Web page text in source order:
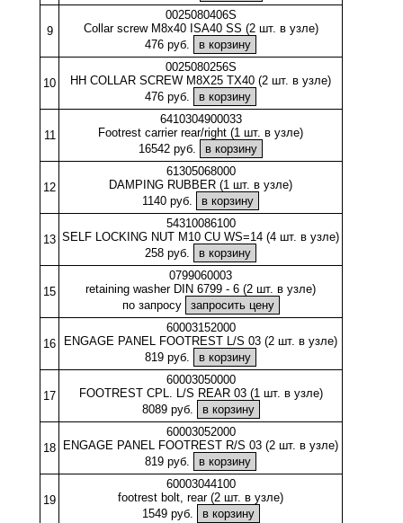
9
0025080406S
Collar screw M8x40 ISA40 SS (2 шт. в узле)
476 руб.
10
0025080256S
HH COLLAR SCREW M8X25 TX40 (2 шт. в узле)
476 руб.
11
6410304900033
Footrest carrier rear/right (1 шт. в узле)
16542 руб.
12
61305068000
DAMPING RUBBER (1 шт. в узле)
1140 руб.
13
54310086100
SELF LOCKING NUT M10 CU WS=14 (4 шт. в узле)
258 руб.
15
0799060003
retaining washer DIN 6799 - 6 (2 шт. в узле)
по запросу
16
60003152000
ENGAGE PANEL FOOTREST L/S 03 (2 шт. в узле)
819 руб.
17
60003050000
FOOTREST CPL. L/S REAR 03 (1 шт. в узле)
8089 руб.
18
60003052000
ENGAGE PANEL FOOTREST R/S 03 (2 шт. в узле)
819 руб.
19
60003044100
footrest bolt, rear (2 шт. в узле)
1549 руб.